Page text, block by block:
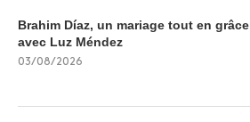
Brahim Díaz, un mariage tout en grâce
avec Luz Méndez
03/08/2026